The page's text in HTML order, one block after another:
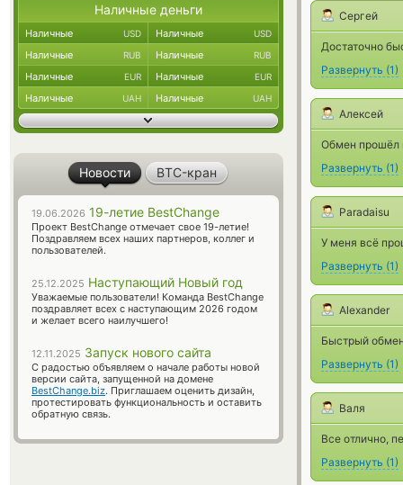
Сергей
Достаточно
Развернуть (1)
Алексей
Обмен прошёл
Развернуть (1)
Paradaisu
У меня всё
Развернуть (1)
Alexander
Быстрый
Развернуть (1)
Валя
Все отлично,
Развернуть (1)
Наличные деньги
Наличные USD Наличные USD
Наличные RUB Наличные RUB
Наличные EUR Наличные EUR
Наличные UAH Наличные UAH
Новости BTC-кран
19.06.2026 19-летие BestChange
Проект BestChange отмечает свое 19-летие!
Поздравляем всех наших партнеров, коллег и
пользователей.
25.12.2025 Наступающий Новый год
Уважаемые пользователи! Команда BestChange
поздравляет всех с наступающим 2026 годом
и желает всего наилучшего!
12.11.2025 Запуск нового сайта
С радостью объявляем о начале работы новой
версии сайта, запущенной на домене
BestChange.biz. Приглашаем оценить дизайн,
протестировать функциональность и оставить
обратную связь.